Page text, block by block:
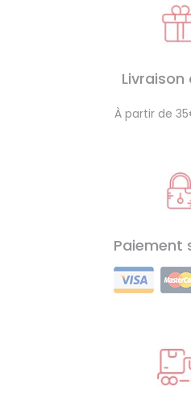
À partir de
Paiement